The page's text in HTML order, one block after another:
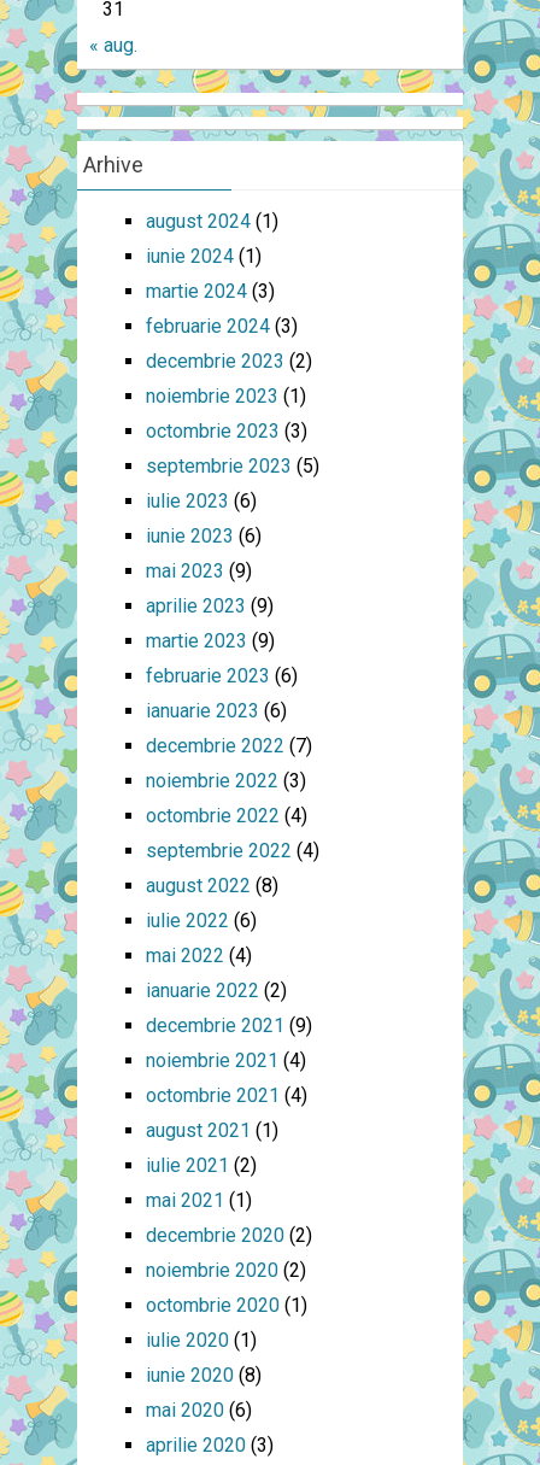
31
« aug.
Arhive
august 2024(1)
iunie 2024(1)
martie 2024(3)
februarie 2024(3)
decembrie 2023 (2)
noiembrie 2023 (1)
octombrie 2023 (3)
septembrie 2023 (5)
iulie 2023 (6)
iunie 2023 (6)
mai 2023 (9)
aprilie 2023 (9)
martie 2023 (9)
februarie 2023 (6)
ianuarie 2023 (6)
decembrie 2022 (7)
noiembrie 2022 (3)
octombrie 2022 (4)
septembrie 2022 (4)
august 2022 (8)
iulie 2022 (6)
mai 2022 (4)
ianuarie 2022 (2)
decembrie 2021 (9)
noiembrie 2021 (4)
octombrie 2021 (4)
august 2021 (1)
iulie 2021 (2)
mai 2021 (1)
decembrie 2020(2)
noiembrie 2020(2)
octombrie 2020(1)
iulie 2020(1)
iunie 2020(8)
mai 2020(6)
aprilie 2020(3)